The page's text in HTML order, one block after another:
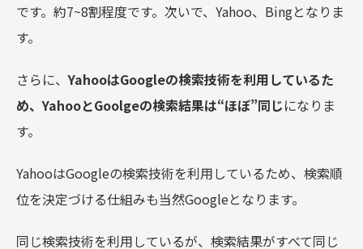
です。約7~8割程度です。次いで、Yahoo、Bingとなりま
す。
さらに、YahooはGoogleの検索技術を利用しているた
め、YahooとGoolgeの検索結果は“ほぼ”同じになりま
す。
YahooはGoogleの検索技術を利用しているため、検索順
位を決定づける仕組みも当然Googleとなります。
同じ検索技術を利用しているが、検索結果がすべて同じ